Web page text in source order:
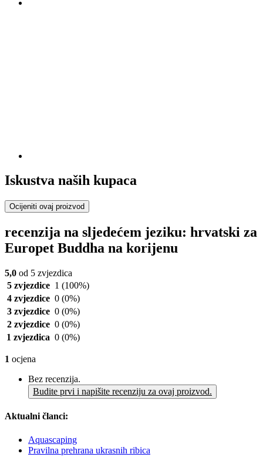
Iskustva naših kupaca
Ocijeniti ovaj proizvod
recenzija na sljedećem jeziku: hrvatski za
Europet Buddha na korijenu
5,0 od 5 zvjezdica
5 zvjezdice 1 (100%)
4 zvjezdice 0 (0%)
3 zvjezdice 0 (0%)
2 zvjezdice 0 (0%)
1 zvjezdica 0 (0%)
1 ocjena
Bez recenzija.
Budite prvi i napišite recenziju za ovaj proizvod.
Aktualni članci:
Aquascaping
Pravilna prehrana ukrasnih ribica